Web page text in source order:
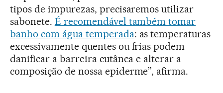
tipos de impurezas, precisaremos utilizar
sabonete. É recomendável também tomar
banho com água temperada: as temperaturas
excessivamente quentes ou frias podem
danificar a barreira cutânea e alterar a
composição de nossa epiderme”, afirma.